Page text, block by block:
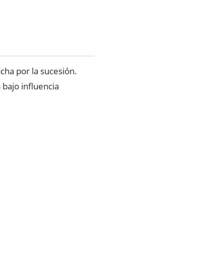
por la sucesión.
influencia